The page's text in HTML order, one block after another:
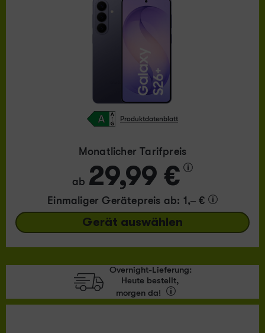
Produktdatenblatt
Monatlicher Tarifpreis
ab 29,99 €
Einmaliger Gerätepreis ab: 1,– €
Gerät auswählen
Overnight-Lieferung:
Heute bestellt,
morgen da!